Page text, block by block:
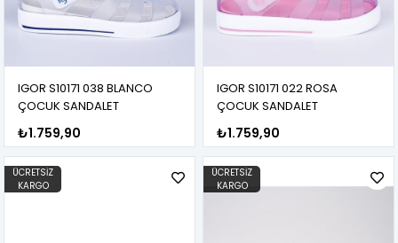
IGOR S10171 038 BLANCO
ÇOCUK SANDALET
₺1.759,90
IGOR S10171 022 ROSA
ÇOCUK SANDALET
₺1.759,90
ÜCRETSIZ
KARGO
ÜCRETSIZ
KARGO